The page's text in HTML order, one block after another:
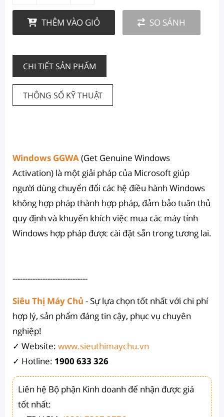
THÊM VÀO GIỎ SO SÁNH
CHI TIẾT SẢN PHẨM
THÔNG SỐ KỸ THUẬT
Windows GGWA(Get Genuine Windows
Activation) là một giải pháp của Microsoft giúp
người dùng chuyển đổi các hệ điều hành Windows
không hợp pháp thành hợp pháp, đảm bảo tuân thủ
quy định và khuyến khích việc mua các máy tính
Windows hợp pháp được cài đặt sẵn trong tương lai.
------------------------------
Siêu Thị Máy Chủ - Sự lựa chọn tốt nhất với chi phí
hợp lý, sản phẩm đáng tin cậy, phục vụ chuyên
nghiệp!
✓ Website: www.sieuthimaychu.vn
✓ Hotline: ‎‎‎ 1900 633 326
Liên hệ Bộ phận Kinh doanh để nhận được giá
tốt nhất: